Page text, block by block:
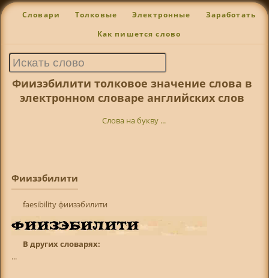
Словари Толковые Электронные Заработать
Как пишется слово
Фиизэбилити толковое значение слова в
электронном словаре английских слов
Слова на букву ...
Фиизэбилити
faesibility фиизэбилити
В других словарях:
...